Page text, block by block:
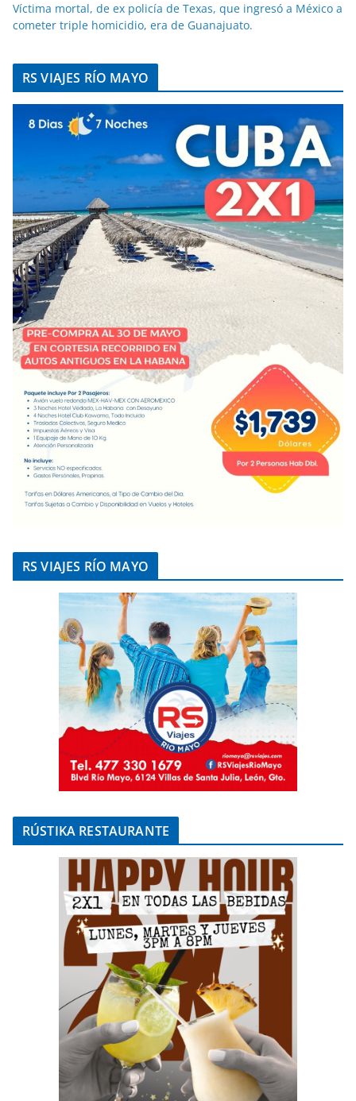
Víctima mortal, de ex policía de Texas, que ingresó a México a
cometer triple homicidio, era de Guanajuato.
RS VIAJES RÍO MAYO
RS VIAJES RÍO MAYO
RÚSTIKA RESTAURANTE